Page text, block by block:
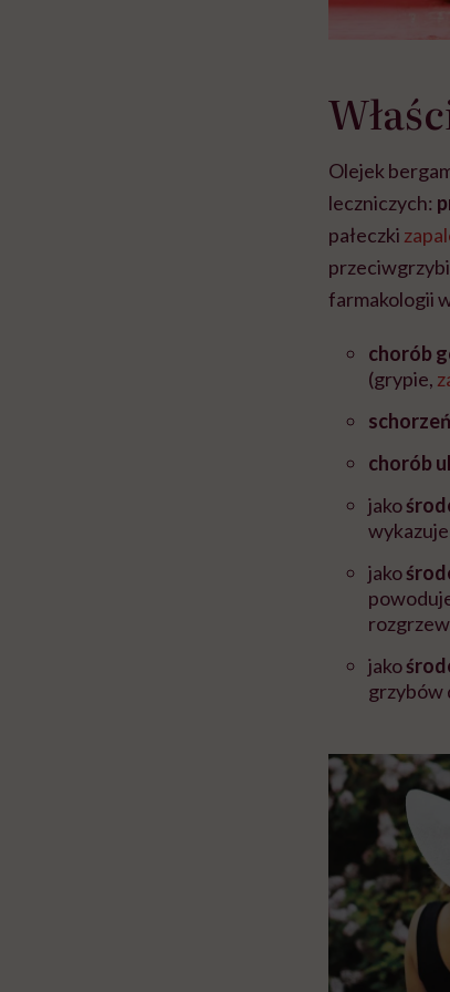
Olejek
leczniczych:
pałeczki
farmakologii
chorób
(grypie,
chorób
jako
jako
jako
grzybów